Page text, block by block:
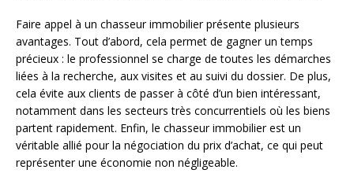
Faire appel à un chasseur immobilier présente plusieurs
avantages. Tout d’abord, cela permet de gagner un temps
précieux : le professionnel se charge de toutes les démarches
liées à la recherche, aux visites et au suivi du dossier. De plus,
cela évite aux clients de passer à côté d’un bien intéressant,
notamment dans les secteurs très concurrentiels où les biens
partent rapidement. Enfin, le chasseur immobilier est un
véritable allié pour la négociation du prix d’achat, ce qui peut
représenter une économie non négligeable.